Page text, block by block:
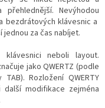
Nevýhodou
bezdrátových klávesnic a
za čas nabíjet.
neboli layout.
jako QWERTZ (podle
Rozložení QWERTY
modifikace zejména